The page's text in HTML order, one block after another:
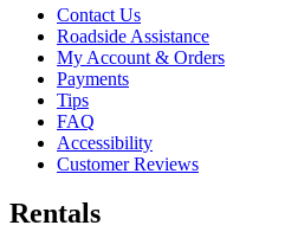
Contact Us
Roadside Assistance
My Account & Orders
Payments
Tips
FAQ
Accessibility
Customer Reviews
Rentals